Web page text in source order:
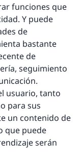
funciones que
Y puede
de
bastante
de
seguimiento
usuario, tanto
para sus
un contenido de
que puede
serán